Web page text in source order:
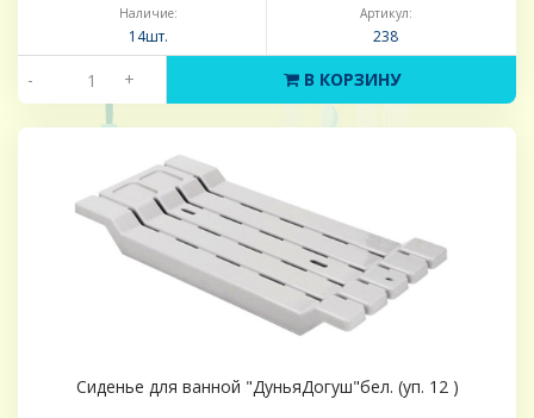
Наличие:
14шт.
Артикул:
238
- + В КОРЗИНУ
Сиденье для ванной "ДуньяДогуш"бел. (уп. 12 )